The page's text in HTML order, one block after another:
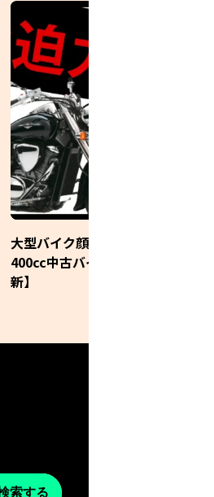
大型バイク顔負け！大柄な車体の
400cc中古バイク10選【2022年最
新】
索する